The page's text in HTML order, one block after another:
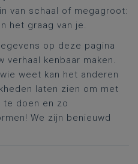
van schaal of megagroot:
het graag van je.
op deze pagina
verhaal kenbaar maken.
weet kan het anderen
laten zien om met
te doen en zo
We zijn benieuwd